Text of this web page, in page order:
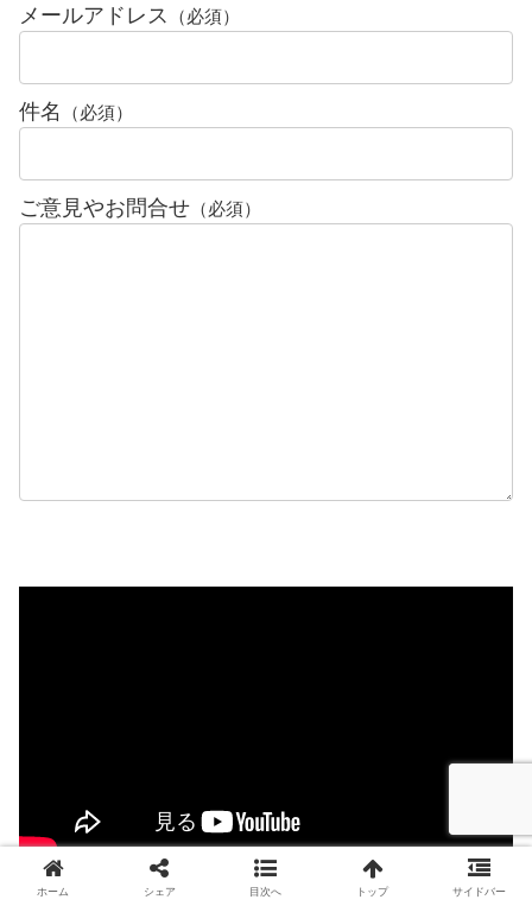
メールアドレス （必須）
件名 （必須）
ご意見やお問合せ （必須）
ホーム シェア 目次へ トップ サイドバー